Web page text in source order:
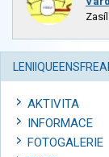
AKTIVITA
INFORMACE
FOTOGALERIE